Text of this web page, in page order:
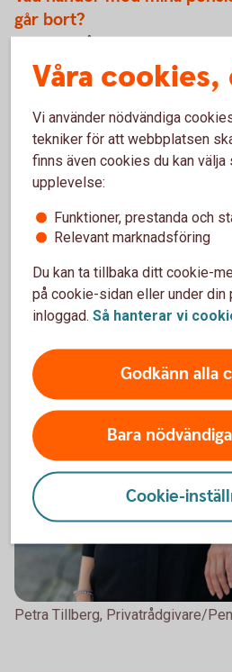
går bort?
behöver du själv välja ett
pengar ska gå till din familj. Vi
som gäller för just dig och om det
din livssituation.
Petra Tillberg, Privatrådgivare/
Våra
Vi använder nödvändiga
tekniker för att webbplatsen
finns även cookies du kan
upplevelse:
Funktioner, prestanda och
Relevant marknadsföring
Du kan ta tillbaka ditt cookie-
på cookie-sidan eller under din
inloggad. Så hanterar vi
Godkänn alla
Bara
Cookie-